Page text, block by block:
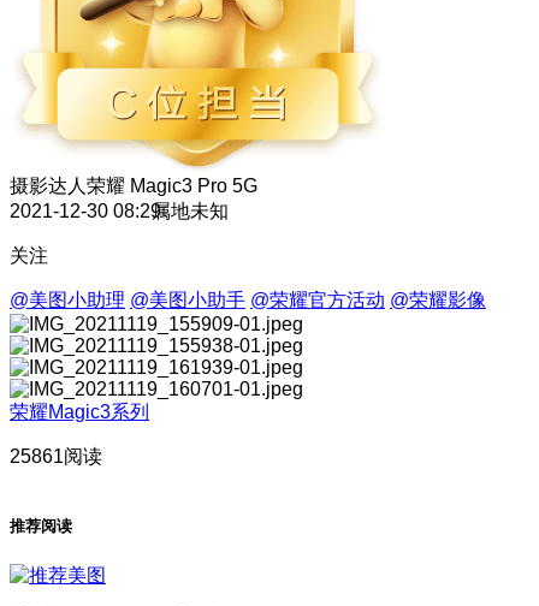
摄影达人 荣耀 Magic3 Pro 5G
2021-12-30 08:29属地未知
关注
@美图小助理 @美图小助手 @荣耀官方活动 @荣耀影像
荣耀Magic3系列
25861阅读
推荐阅读